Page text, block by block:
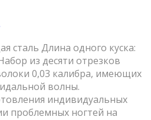
сталь Длина одного куска:
из десяти отрезков
0,03 калибра, имеющих
волны.
индивидуальных
проблемных ногтей на